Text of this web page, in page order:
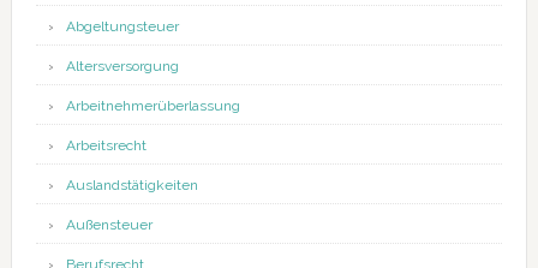
Abgeltungsteuer
Altersversorgung
Arbeitnehmerüberlassung
Arbeitsrecht
Auslandstätigkeiten
Außensteuer